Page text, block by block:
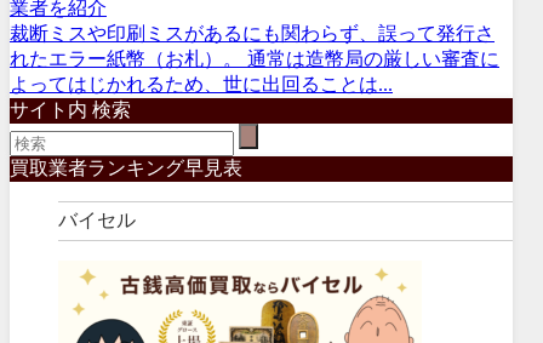
業者を紹介
裁断ミスや印刷ミスがあるにも関わらず、誤って発行さ
れたエラー紙幣（お札）。 通常は造幣局の厳しい審査に
よってはじかれるため、世に出回ることは...
サイト内 検索
買取業者ランキング早見表
バイセル